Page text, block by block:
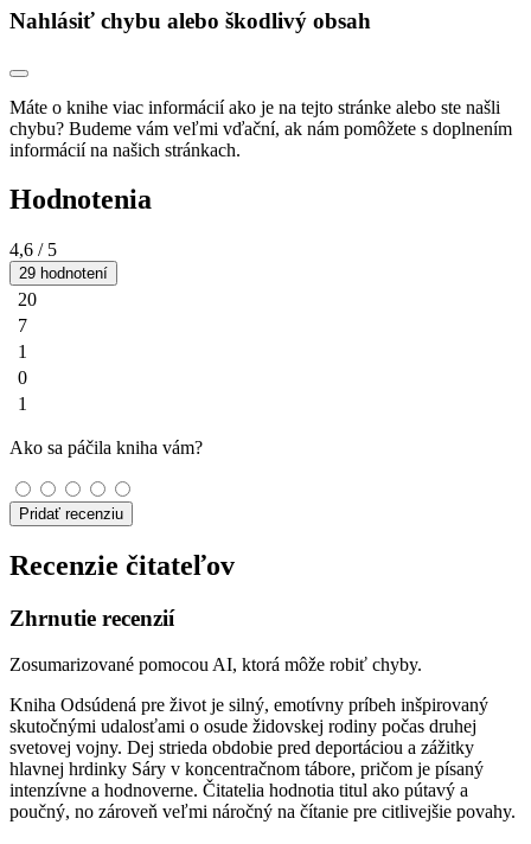
Nahlásiť chybu alebo škodlivý obsah
Máte o knihe viac informácií ako je na tejto stránke alebo ste našli
chybu? Budeme vám veľmi vďační, ak nám pomôžete s doplnením
informácií na našich stránkach.
Hodnotenia
4,6 / 5
29 hodnotení
20
7
1
0
1
Ako sa páčila kniha vám?
Pridať recenziu
Recenzie čitateľov
Zhrnutie recenzií
Zosumarizované pomocou AI, ktorá môže robiť chyby.
Kniha Odsúdená pre život je silný, emotívny príbeh inšpirovaný
skutočnými udalosťami o osude židovskej rodiny počas druhej
svetovej vojny. Dej strieda obdobie pred deportáciou a zážitky
hlavnej hrdinky Sáry v koncentračnom tábore, pričom je písaný
intenzívne a hodnoverne. Čitatelia hodnotia titul ako pútavý a
poučný, no zároveň veľmi náročný na čítanie pre citlivejšie povahy.